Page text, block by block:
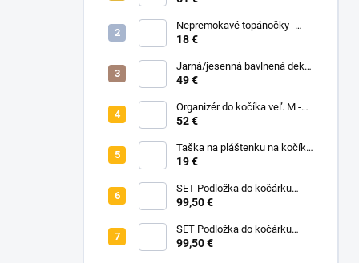
Nepremokavé topánočky -
Black Dots
18 €
Jarná/jesenná bavlnená deka
bez zipu - Pastelové kvety
49 €
Organizér do kočíka veľ. M -
čierna
52 €
Taška na pláštenku na kočík -
Na vyžiadanie
19 €
SET Podložka do kočárku
prodloužená - Flowers Birds +
copánková - Powder Pink
99,50 €
SET Podložka do kočárku
prodloužená - Bear +
99,50 €